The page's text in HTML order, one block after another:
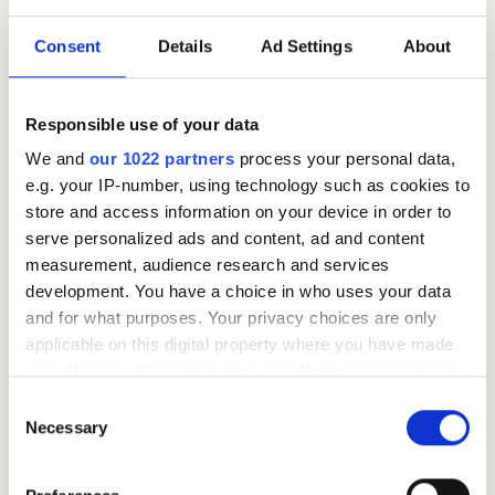
Consent Details Ad Settings About
Responsible use of your data
We and our 1022 partners process your personal data,
e.g. your IP-number, using technology such as cookies to
store and access information on your device in order to
serve personalized ads and content, ad and content
measurement, audience research and services
development. You have a choice in who uses your data
and for what purposes. Your privacy choices are only
applicable on this digital property where you have made
the Privacy trigger icon.
Selection
Necessary
3 tips her!
Ikke stol på at skattemeldingen er helt korrekt. Sjekk
postene, få riktig skatt, unngå baksmell og sørg for at
du får de fradragene du har krav på. Vi forteller deg de
viktigste sjekkpunktene på 1-2-3. 1. Sjekk tallene i
skattemeldingen I god tid før skattemeldingen kom,
mottok du ulike årsoppgaver. Finn frem disse før du...